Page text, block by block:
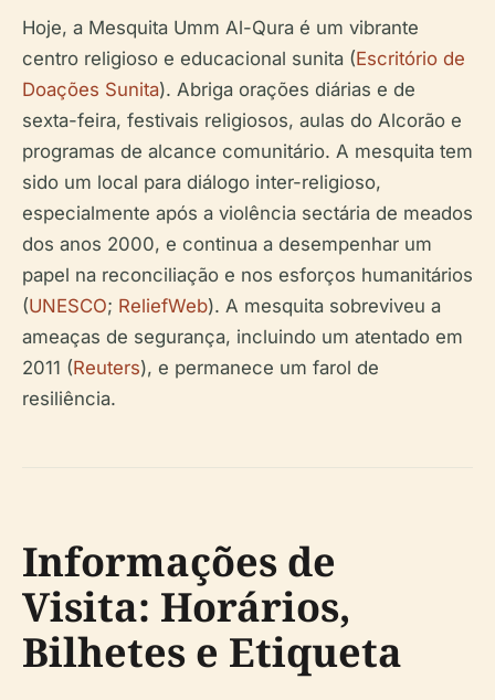
Hoje, a Mesquita Umm Al-Qura é um vibrante
centro religioso e educacional sunita (Escritório de
Doações Sunita). Abriga orações diárias e de
sexta-feira, festivais religiosos, aulas do Alcorão e
programas de alcance comunitário. A mesquita tem
sido um local para diálogo inter-religioso,
especialmente após a violência sectária de meados
dos anos 2000, e continua a desempenhar um
papel na reconciliação e nos esforços humanitários
(UNESCO; ReliefWeb). A mesquita sobreviveu a
ameaças de segurança, incluindo um atentado em
2011 (Reuters), e permanece um farol de
resiliência.
Informações de
Visita: Horários,
Bilhetes e Etiqueta